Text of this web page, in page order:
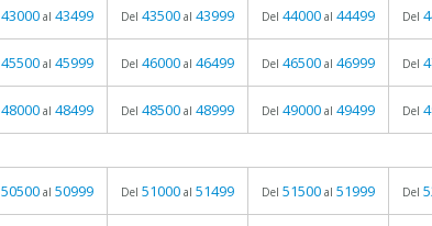
43000 al 43499 Del 43500 al 43999 Del 44000 al 44499 Del
45500 al 45999 Del 46000 al 46499 Del 46500 al 46999 Del
48000 al 48499 Del 48500 al 48999 Del 49000 al 49499 Del
50500 al 50999 Del 51000 al 51499 Del 51500 al 51999 Del